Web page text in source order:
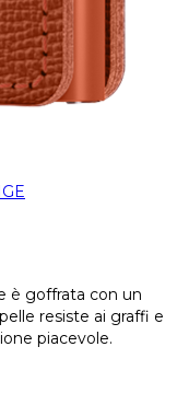
è goffrata con un
resiste ai graffi e
piacevole.